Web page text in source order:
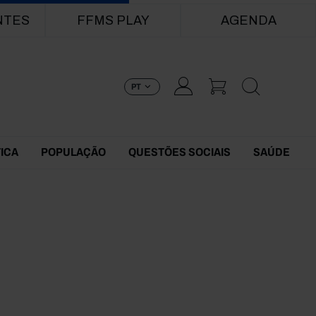
FFMS PLAY AGENDA
PT
POPULAÇÃO QUESTÕES SOCIAIS SAÚDE